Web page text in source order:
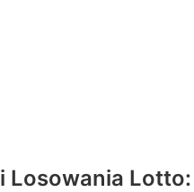
Losowania Lotto: